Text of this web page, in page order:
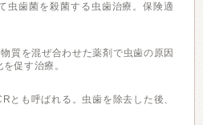
虫歯菌を殺菌する虫歯治療。保険適
質を混ぜ合わせた薬剤で虫歯の原因
促す治療。
とも呼ばれる。虫歯を除去した後、